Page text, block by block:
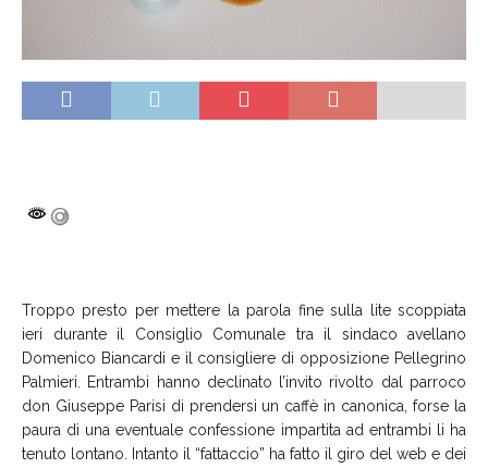
Troppo presto per mettere la parola fine sulla lite scoppiata
ieri durante il Consiglio Comunale tra il sindaco avellano
Domenico Biancardi e il consigliere di opposizione Pellegrino
Palmieri. Entrambi hanno declinato l’invito rivolto dal parroco
don Giuseppe Parisi di prendersi un caffè in canonica, forse la
paura di una eventuale confessione impartita ad entrambi li ha
tenuto lontano. Intanto il “fattaccio” ha fatto il giro del web e dei